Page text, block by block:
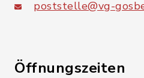
poststelle@vg-
Öffnungszeiten